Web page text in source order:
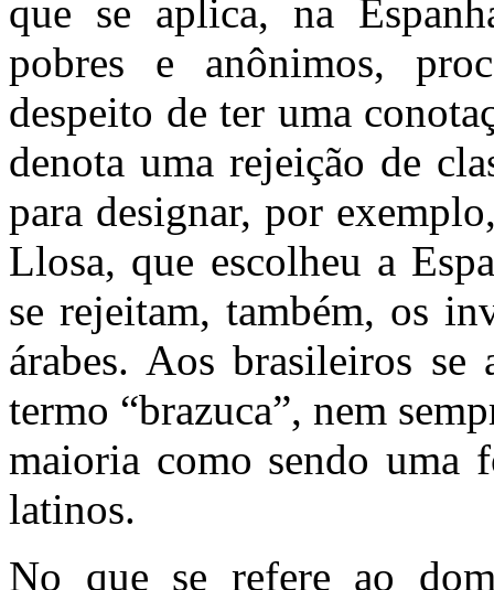
que se aplica, na
pobres e anônimos,
despeito de ter uma
denota uma rejeição de
para designar, por
Llosa, que escolheu a
se rejeitam, também, os
árabes. Aos brasileiros
termo “brazuca”, nem
maioria como sendo uma
latinos.
No que se refere ao